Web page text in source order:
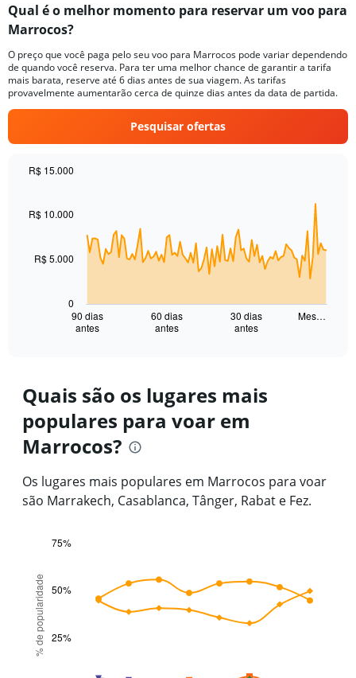
categories.
Range:
categories.
The
chart
axis
displaying
values.
10
to
Qual é o melhor momento para reservar um voo para
Marrocos?
O preço que você paga pelo seu voo para Marrocos pode variar dependendo
de quando você reserva. Para ter uma melhor chance de garantir a tarifa
mais barata, reserve até 6 dias antes de sua viagem. As tarifas
provavelmente aumentarão cerca de quinze dias antes da data de partida.
Pesquisar ofertas
91
The
Range:
91
categories.
The
chart
1
Y
axis
values.
15000.
90 dias
antes
60 dias
antes
30 dias
antes
Mes…
0
R$ 5.000
R$ 10.000
R$ 15.000
Quais são os lugares mais
populares para voar em
Marrocos?
Os lugares mais populares em Marrocos para voar
são Marrakech, Casablanca, Tânger, Rabat e Fez.
chart
with
lines.
The
chart
% de popularidade 25%
50%
75%